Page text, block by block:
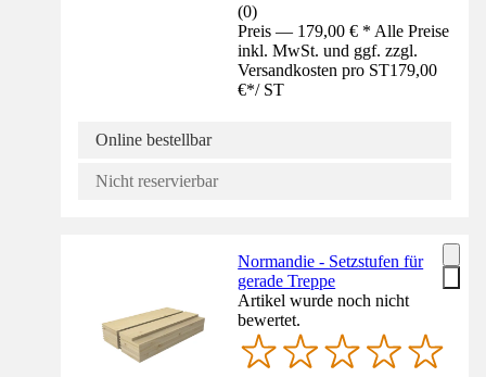
(0)
Preis — 179,00 € * Alle Preise
inkl. MwSt. und ggf. zzgl.
Versandkosten pro ST179,00
€*/ ST
Online bestellbar
Nicht reservierbar
Normandie - Setzstufen für
gerade Treppe
Artikel wurde noch nicht
bewertet.